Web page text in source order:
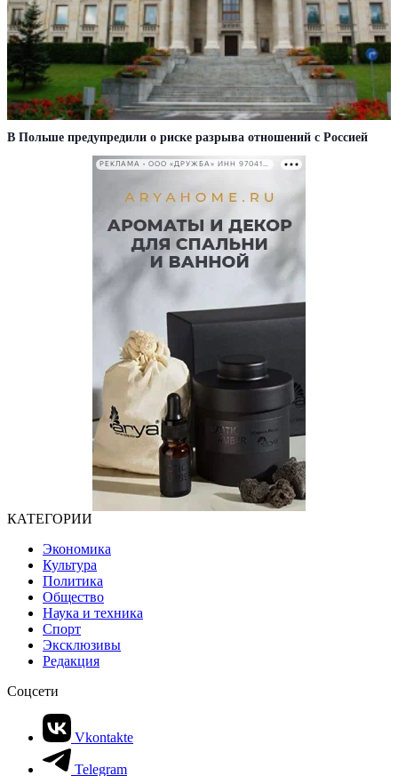
В Польше предупредили о риске разрыва отношений с Россией
РЕКЛАМА • ООО «ДРУЖБА» ИНН 9704146411
КАТЕГОРИИ
Экономика
Культура
Политика
Общество
Наука и техника
Спорт
Эксклюзивы
Редакция
Соцсети
Vkontakte
Telegram